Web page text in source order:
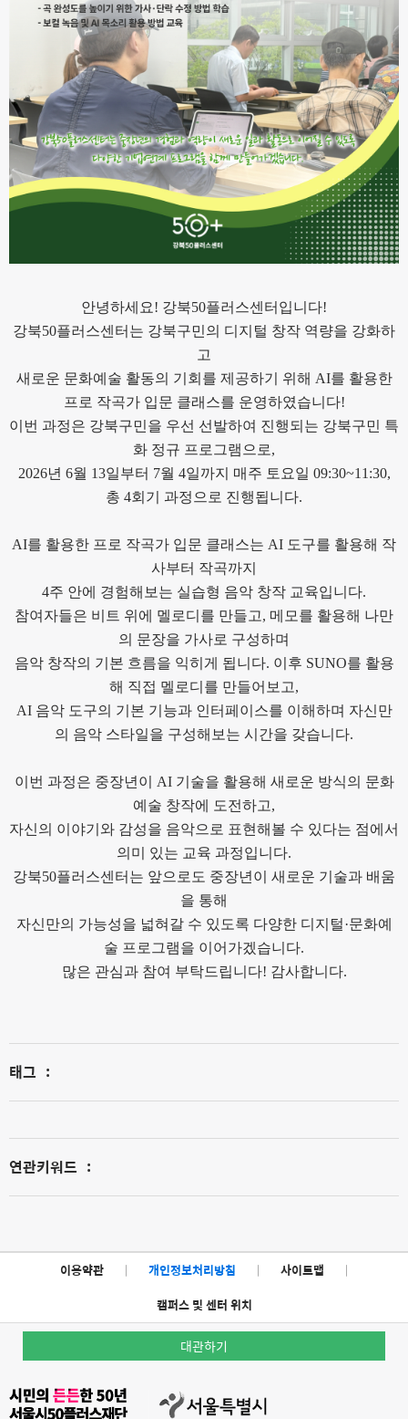
안녕하세요! 강북50플러스센터입니다!
강북50플러스센터는 강북구민의 디지털 창작 역량을 강화하
고
새로운 문화예술 활동의 기회를 제공하기 위해 AI를 활용한
프로 작곡가 입문 클래스를 운영하였습니다!
이번 과정은 강북구민을 우선 선발하여 진행되는 강북구민 특
화 정규 프로그램으로,
2026년 6월 13일부터 7월 4일까지 매주 토요일 09:30~11:30,
총 4회기 과정으로 진행됩니다.
AI를 활용한 프로 작곡가 입문 클래스는 AI 도구를 활용해 작
사부터 작곡까지
4주 안에 경험해보는 실습형 음악 창작 교육입니다.
참여자들은 비트 위에 멜로디를 만들고, 메모를 활용해 나만
의 문장을 가사로 구성하며
음악 창작의 기본 흐름을 익히게 됩니다. 이후 SUNO를 활용
해 직접 멜로디를 만들어보고,
AI 음악 도구의 기본 기능과 인터페이스를 이해하며 자신만
의 음악 스타일을 구성해보는 시간을 갖습니다.
이번 과정은 중장년이 AI 기술을 활용해 새로운 방식의 문화
예술 창작에 도전하고,
자신의 이야기와 감성을 음악으로 표현해볼 수 있다는 점에서
의미 있는 교육 과정입니다.
강북50플러스센터는 앞으로도 중장년이 새로운 기술과 배움
을 통해
자신만의 가능성을 넓혀갈 수 있도록 다양한 디지털·문화예
술 프로그램을 이어가겠습니다.
많은 관심과 참여 부탁드립니다! 감사합니다.
태그 :
연관키워드 :
이용약관 | 개인정보처리방침 | 사이트맵
|
캠퍼스 및 센터 위치
대관하기